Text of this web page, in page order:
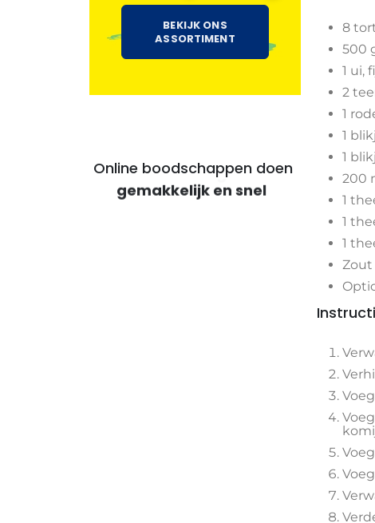
8
500
1 ui,
2
1
1
1
200
1
1
1
Zout
BEKIJK ONS
ASSORTIMENT
Online boodschappen doen
voor voordelige maaltijden